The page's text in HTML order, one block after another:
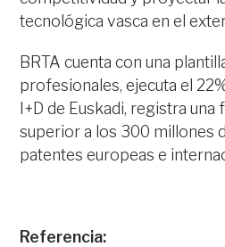
tecnológica vasca en el
BRTA cuenta con una
profesionales, ejecuta el
I+D de Euskadi, registra una
superior a los 300 millones
patentes europeas e
Referencia: